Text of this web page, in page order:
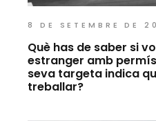
8 DE SETEMBRE DE
Què has de saber si
estranger amb
seva targeta indica
treballar?